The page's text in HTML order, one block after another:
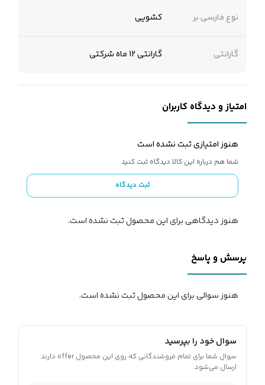
نوع فارسی بر کشویی
گارانتی گارانتی 12 ماه شرکتی
امتیاز و دیدگاه کاربران
هنوز امتیازی ثبت نشده است
شما هم درباره این کالا دیدگاه ثبت کنید
ثبت دیدگاه
هنوز دیدگاهی برای این محصول ثبت نشده است.
پرسش و پاسخ
هنوز سوالی برای این محصول ثبت نشده است.
سوال خود را بپرسید
سوال شما برای تمام فروشندگانی که روی این محصول offer دارند
ارسال می‌شود.